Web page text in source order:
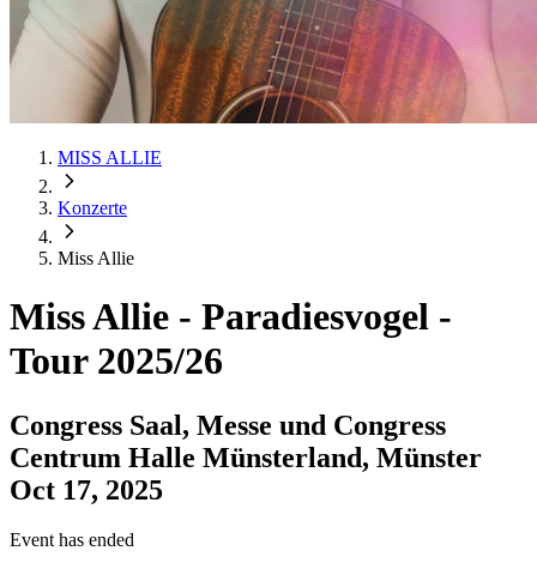
MISS ALLIE
Konzerte
Miss Allie
Miss Allie - Paradiesvogel -
Tour 2025/26
Congress Saal, Messe und Congress
Centrum Halle Münsterland, Münster
Oct 17, 2025
Event has ended